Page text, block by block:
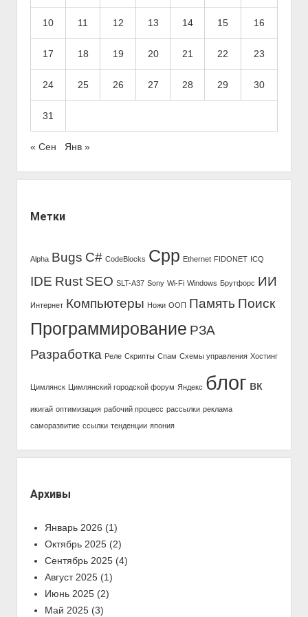
10 11 12 13 14 15 16
17 18 19 20 21 22 23
24 25 26 27 28 29 30
31
« Сен Янв »
Метки
Alpha Bugs C# CodeBlocks Cpp Ethernet FIDONET ICQ
IDE Rust SEO SLT-A37 Sony Wi-Fi Windows Брутфорс ИИ
Интернет Компьютеры Ножи ООП Память Поиск
Программирование РЗА
Разработка Реле Скрипты Спам Схемы управления Хостинг
Цимлянск Цимлянский городской форум Яндекс блог вк
икигай оптимизация рабочий процесс рассылки реклама
саморазвитие ссылки тенденции япония
Архивы
Январь 2026 (1)
Октябрь 2025(2)
Сентябрь 2025(4)
Август 2025(1)
Июнь 2025(2)
Май 2025(3)